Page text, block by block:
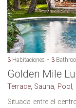
3 Habitaciones 3
Golden Mile
Terrace, Sauna, Pool,
Situada entre el